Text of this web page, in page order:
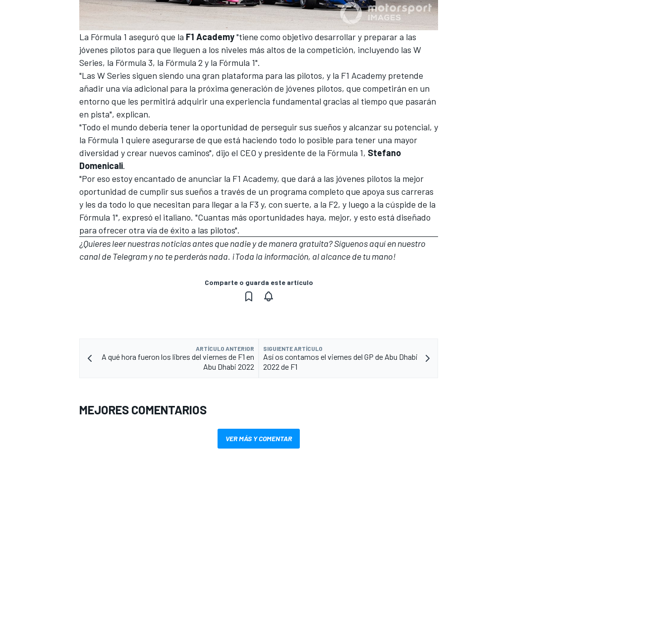
La Fórmula 1 aseguró que la F1 Academy"tiene como objetivo desarrollar y preparar a las
jóvenes pilotos para que lleguen a los niveles más altos de la competición, incluyendo las W
Series, la Fórmula 3, la Fórmula 2 y la Fórmula 1".
"Las W Series siguen siendo una gran plataforma para las pilotos, y la F1 Academy pretende
añadir una vía adicional para la próxima generación de jóvenes pilotos, que competirán en un
entorno que les permitirá adquirir una experiencia fundamental gracias al tiempo que pasarán
en pista", explican.
"Todo el mundo debería tener la oportunidad de perseguir sus sueños y alcanzar su potencial, y
la Fórmula 1 quiere asegurarse de que está haciendo todo lo posible para tener una mayor
diversidad y crear nuevos caminos", dijo el CEO y presidente de la Fórmula 1, Stefano
Domenicali.
"Por eso estoy encantado de anunciar la F1 Academy, que dará a las jóvenes pilotos la mejor
oportunidad de cumplir sus sueños a través de un programa completo que apoya sus carreras
y les da todo lo que necesitan para llegar a la F3 y, con suerte, a la F2, y luego a la cúspide de la
Fórmula 1", expresó el italiano. "Cuantas más oportunidades haya, mejor, y esto está diseñado
para ofrecer otra vía de éxito a las pilotos".
¿Quieres leer nuestras noticias antes que nadie y de manera gratuita? Síguenosaquí en nuestro
canal de Telegramy no te perderás nada. ¡Toda la información, al alcance de tu mano!
Comparte o guarda este artículo
ARTÍCULO ANTERIOR
A qué hora fueron los libres del viernes de F1 en
Abu Dhabi 2022
SIGUIENTE ARTÍCULO
Así os contamos el viernes del GP de Abu Dhabi
2022 de F1
MEJORES COMENTARIOS
VER MÁS Y COMENTAR